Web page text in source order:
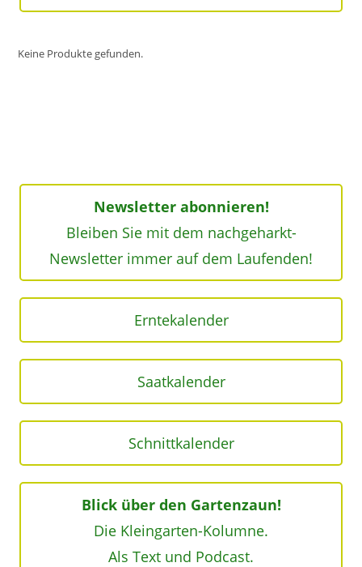
Keine Produkte gefunden.
Newsletter abonnieren!
Bleiben Sie mit dem nachgeharkt-
Newsletter immer auf dem Laufenden!
Erntekalender
Saatkalender
Schnittkalender
Blick über den Gartenzaun!
Die Kleingarten-Kolumne.
Als Text und Podcast.